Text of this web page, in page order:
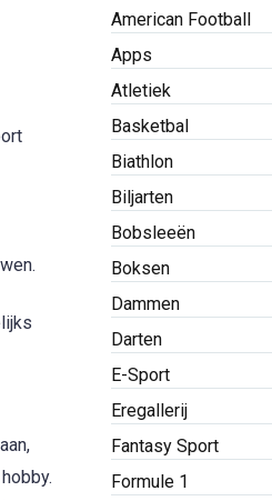
American Football
Apps
Atletiek
Basketbal
Biathlon
Biljarten
Bobsleeën
Boksen
Dammen
Darten
E-Sport
Eregallerij
Fantasy Sport
Formule 1